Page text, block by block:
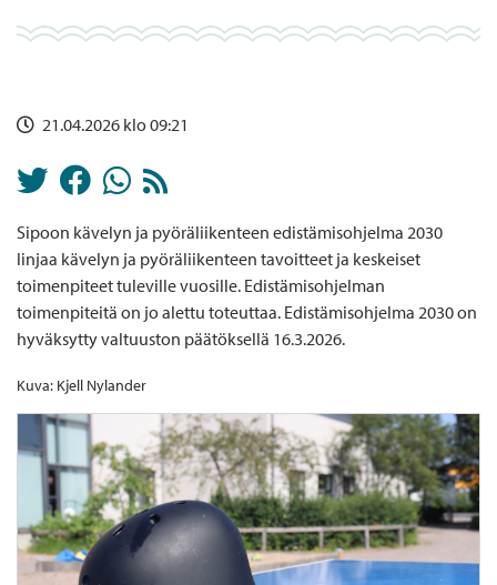
21.04.2026 klo 09:21
Sipoon kävelyn ja pyöräliikenteen edistämisohjelma 2030
linjaa kävelyn ja pyöräliikenteen tavoitteet ja keskeiset
toimenpiteet tuleville vuosille. Edistämisohjelman
toimenpiteitä on jo alettu toteuttaa. Edistämisohjelma 2030 on
hyväksytty valtuuston päätöksellä 16.3.2026.
Kuva: Kjell Nylander